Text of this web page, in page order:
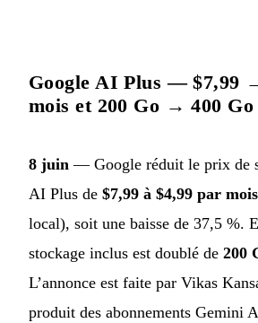
Google AI Plus — $7,99
mois et 200 Go → 400 Go
8 juin — Google réduit le prix de
AI Plus de $7,99 à $4,99 par mois
local), soit une baisse de 37,5 %.
stockage inclus est doublé de 200
L’annonce est faite par Vikas
produit des abonnements Gemini